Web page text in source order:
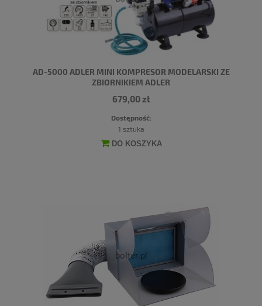
AD-5000 ADLER MINI KOMPRESOR MODELARSKI ZE
ZBIORNIKIEM ADLER
679,00 zł
Dostępność:
1 sztuka
DO KOSZYKA